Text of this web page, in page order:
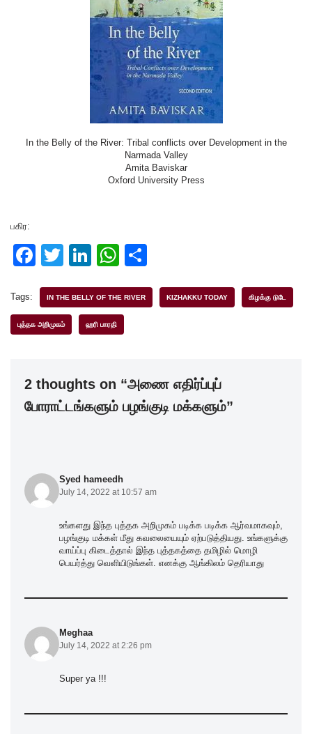
In the Belly of the River: Tribal conflicts over Development in the
Narmada Valley
Amita Baviskar
Oxford University Press
பகிர:
F
c
e
o
k
T
tt
er
Li
k
e
W
at
s
p
ar
Tags: IN THE BELLY OF THE RIVER KIZHAKKU TODAY கிழக்கு டுடே
புத்தக அறிமுகம் ஹரி பாரதி
2 thoughts on “அணை எதிர்ப்புப்
போராட்டங்களும் பழங்குடி மக்களும்”
Syed hameedh
July 14, 2022 at 10:57 am
உங்களது இந்த புத்தக அறிமுகம் படிக்க படிக்க ஆர்வமாகவும்,
பழங்குடி மக்கள் மீது கவலையையும் ஏற்படுத்தியது. உங்களுக்கு
வாய்ப்பு கிடைத்தால் இந்த புத்தகத்தை தமிழில் மொழி
பெயர்த்து வெளியிடுங்கள். எனக்கு ஆங்கிலம் தெரியாது
Meghaa
July 14, 2022 at 2:26 pm
Super ya !!!